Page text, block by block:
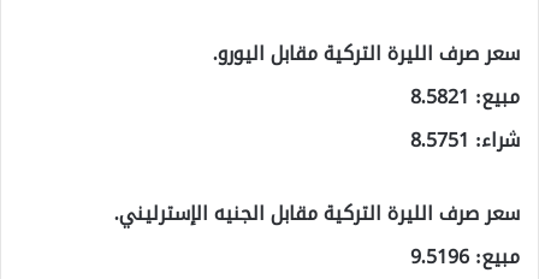
سعر صرف الليرة التركية مقابل اليورو.
مبيع: 8.5821
شراء: 8.5751
سعر صرف الليرة التركية مقابل الجنيه الإسترليني.
مبيع: 9.5196